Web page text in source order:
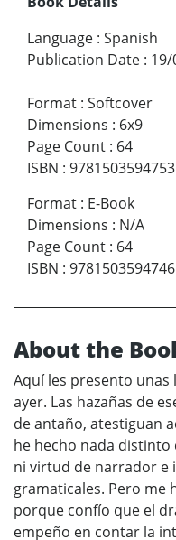
Language : Spanish
Publication Date :
Format : Softcover
Dimensions : 6x9
Page Count : 64
ISBN : 9781503594753
Format : E-Book
Dimensions : N/A
Page Count : 64
ISBN : 9781503594746
About the
Aquí les presento
ayer. Las hazañas de
de antaño, atestiguan
he hecho nada
ni virtud de narrador e
gramaticales. Pero me
porque confío que el
empeño en contar la